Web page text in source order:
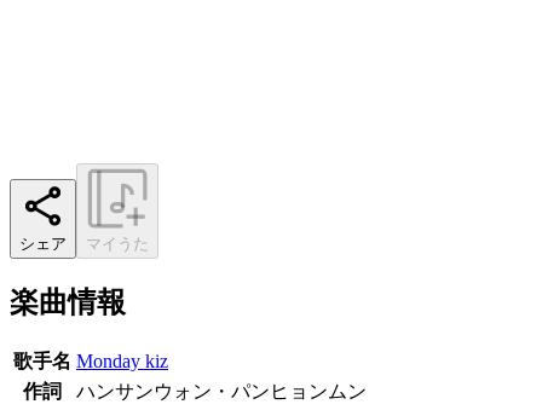
シェア マイうた
楽曲情報
歌手名 Monday kiz
作詞
ハンサンウォン・パンヒョンムン